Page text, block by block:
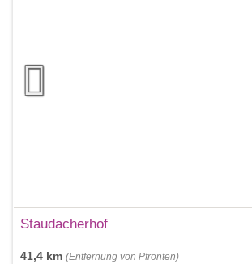
Staudacherhof
41,4 km (Entfernung von Pfronten)